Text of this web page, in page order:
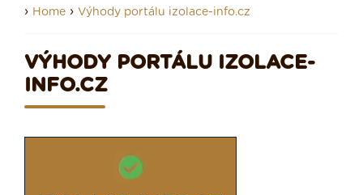
› Home › Výhody portálu izolace-info.cz
VÝHODY PORTÁLU IZOLACE-
INFO.CZ